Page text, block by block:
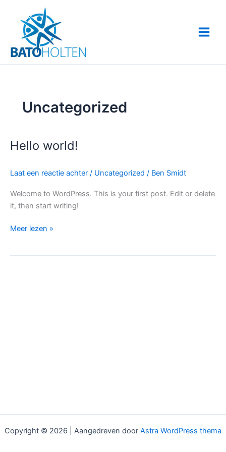
inhoud
Uncategorized
Hello world!
Laat een reactie achter / Uncategorized / Ben Smidt
Welcome to WordPress. This is your first post. Edit or delete
it, then start writing!
Hello
Meer lezen »
Copyright © 2026 | Aangedreven door Astra WordPress thema